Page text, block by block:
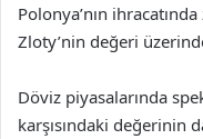
Polonya’nın
Zloty’nin değeri
Döviz piyasalarında
karşısındaki değerinin